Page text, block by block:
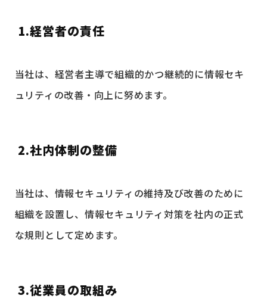
1.経営者の責任
当社は、経営者主導で組織的かつ継続的に情報セキ
ュリティの改善・向上に努めます。
2.社内体制の整備
当社は、情報セキュリティの維持及び改善のために
組織を設置し、情報セキュリティ対策を社内の正式
な規則として定めます。
3.従業員の取組み